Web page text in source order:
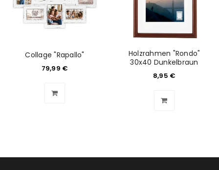
Collage "Rapallo"
79,99 €
Holzrahmen "Rondo"
30x40 Dunkelbraun
8,95 €